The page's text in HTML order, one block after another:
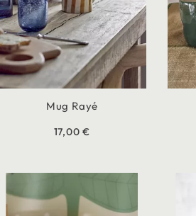
Mug Rayé
17,00 €